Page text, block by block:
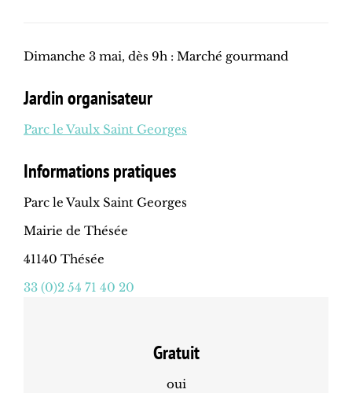
Dimanche 3 mai, dès 9h : Marché gourmand
Jardin organisateur
Parc le Vaulx Saint Georges
Informations pratiques
Parc le Vaulx Saint Georges
Mairie de Thésée
41140 Thésée
33 (0)2 54 71 40 20
Gratuit
oui